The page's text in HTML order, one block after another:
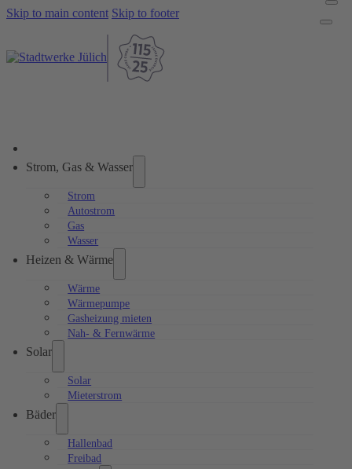
Skip to main content Skip to footer
Strom, Gas & Wasser
Strom
Autostrom
Gas
Wasser
Heizen & Wärme
Wärme
Wärmepumpe
Gasheizung mieten
Nah- & Fernwärme
Solar
Solar
Mieterstrom
Bäder
Hallenbad
Freibad